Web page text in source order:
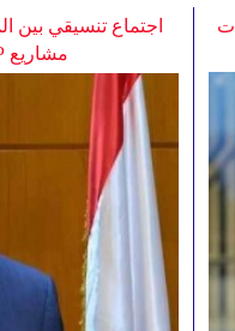
اجتماع تنسيقي بين
مشاريع LEAP والتنمية الرقمية